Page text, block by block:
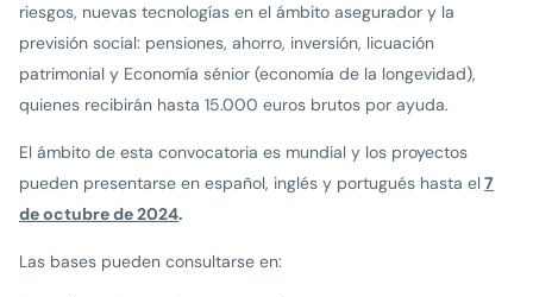
riesgos, nuevas tecnologías en el ámbito asegurador y la
previsión social: pensiones, ahorro, inversión, licuación
patrimonial y Economía sénior (economía de la longevidad),
quienes recibirán hasta 15.000 euros brutos por ayuda.
El ámbito de esta convocatoria es mundial y los proyectos
pueden presentarse en español, inglés y portugués hasta el7
de octubre de 2024.
Las bases pueden consultarse en: